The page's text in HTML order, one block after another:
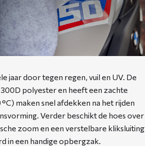
jaar door tegen regen, vuil en UV. De
polyester en heeft een zachte
maken snel afdekken na het rijden
Verder beschikt de hoes over
zoom en een verstelbare kliksluiting
in een handige opbergzak.